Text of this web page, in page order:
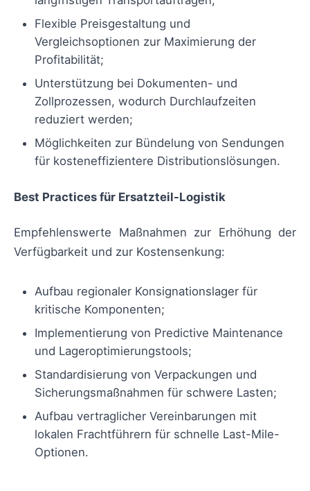
Flexible Preisgestaltung und
Vergleichsoptionen zur Maximierung der
Profitabilität;
Unterstützung bei Dokumenten- und
Zollprozessen, wodurch Durchlaufzeiten
reduziert werden;
Möglichkeiten zur Bündelung von Sendungen
für kosteneffizientere Distributionslösungen.
Best Practices für Ersatzteil-Logistik
Empfehlenswerte Maßnahmen zur Erhöhung der
Verfügbarkeit und zur Kostensenkung:
Aufbau regionaler Konsignationslager für
kritische Komponenten;
Implementierung von Predictive Maintenance
und Lageroptimierungstools;
Standardisierung von Verpackungen und
Sicherungsmaßnahmen für schwere Lasten;
Aufbau vertraglicher Vereinbarungen mit
lokalen Frachtführern für schnelle Last-Mile-
Optionen.